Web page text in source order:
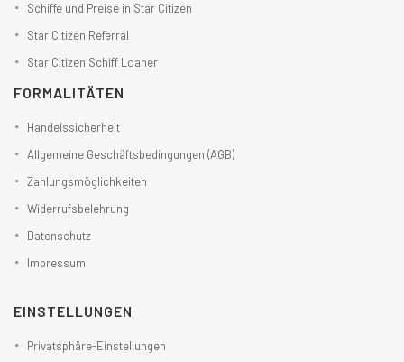
Schiffe und Preise in Star Citizen
Star Citizen Referral
Star Citizen Schiff Loaner
FORMALITÄTEN
Handelssicherheit
Allgemeine Geschäftsbedingungen (AGB)
Zahlungsmöglichkeiten
Widerrufsbelehrung
Datenschutz
Impressum
EINSTELLUNGEN
Privatsphäre-Einstellungen